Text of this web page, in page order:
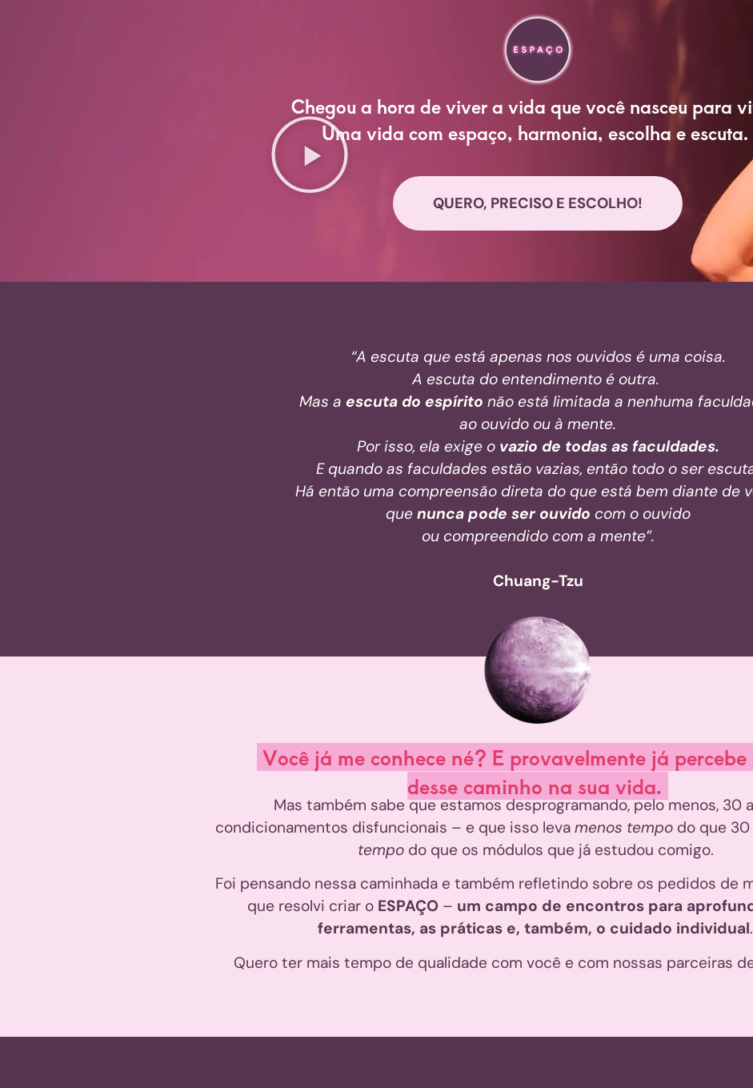
Chegou a hora de viver a vida que você nasceu para
Uma vida com espaço, harmonia, escolha e escuta.
QUERO, PRECISO E ESCOLHO!
“A escuta que está apenas nos ouvidos é uma coisa.
A escuta do entendimento é outra.
Mas a escuta do espírito não está limitada a nenhuma
ao ouvido ou à mente.
Por isso, ela exige o vazio de todas as faculdades.
E quando as faculdades estão vazias, então todo o ser
Há então uma compreensão direta do que está bem diante de
que nunca pode ser ouvido com o ouvido
ou compreendido com a mente”.
Chuang-Tzu
Você já me conhece né? E provavelmente já percebe
desse caminho na sua vida.
Mas também sabe que estamos desprogramando, pelo menos, 30
condicionamentos disfuncionais – e que isso leva menos tempodo que 30
tempodo que os módulos que já estudou comigo.
Foi pensando nessa caminhada e também refletindo sobre os pedidos de
que resolvi criar o ESPAÇO – um campo de encontros para
ferramentas, as práticas e, também, o cuidado individual.
Quero ter mais tempo de qualidade com você e com nossas parceiras